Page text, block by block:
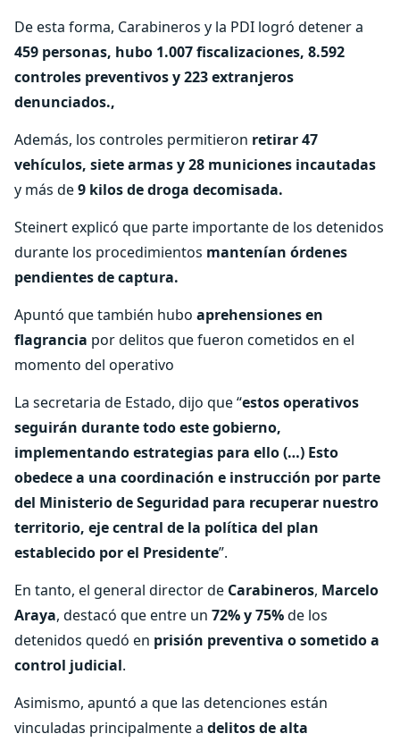
De esta forma, Carabineros y la PDI logró detener a
459 personas, hubo 1.007 fiscalizaciones, 8.592
controles preventivos y 223 extranjeros
denunciados.,
Además, los controles permitieron retirar 47
vehículos, siete armas y 28 municiones incautadas
y más de9 kilos de droga decomisada.
Steinert explicó que parte importante de los detenidos
durante los procedimientos mantenían órdenes
pendientes de captura.
Apuntó que también hubo aprehensiones en
flagrancia por delitos que fueron cometidos en el
momento del operativo
La secretaria de Estado, dijo que “estos operativos
seguirán durante todo este gobierno,
implementando estrategias para ello (…) Esto
obedece a una coordinación e instrucción por parte
del Ministerio de Seguridad para recuperar nuestro
territorio, eje central de la política del plan
establecido por el Presidente”.
En tanto, el general director de Carabineros, Marcelo
Araya, destacó que entre un 72% y 75%de los
detenidos quedó en prisión preventiva o sometido a
control judicial.
Asimismo, apuntó a que las detenciones están
vinculadas principalmente a delitos de alta